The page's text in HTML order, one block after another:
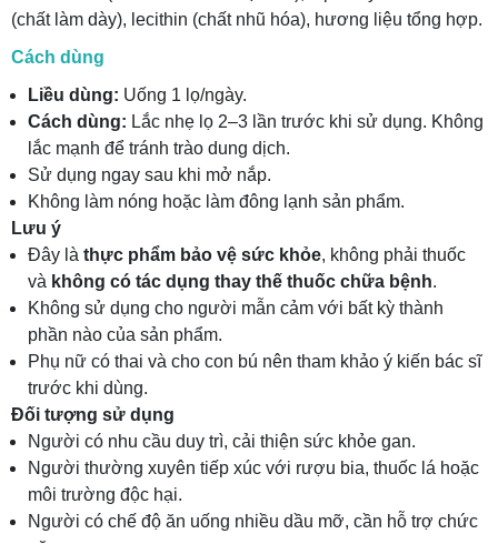
(chất làm dày), lecithin (chất nhũ hóa), hương liệu tổng hợp.
Cách dùng
Liều dùng: Uống 1 lọ/ngày.
Cách dùng: Lắc nhẹ lọ 2–3 lần trước khi sử dụng. Không
lắc mạnh để tránh trào dung dịch.
Sử dụng ngay sau khi mở nắp.
Không làm nóng hoặc làm đông lạnh sản phẩm.
Lưu ý
Đây là thực phẩm bảo vệ sức khỏe, không phải thuốc
và không có tác dụng thay thế thuốc chữa bệnh.
Không sử dụng cho người mẫn cảm với bất kỳ thành
phần nào của sản phẩm.
Phụ nữ có thai và cho con bú nên tham khảo ý kiến bác sĩ
trước khi dùng.
Đối tượng sử dụng
Người có nhu cầu duy trì, cải thiện sức khỏe gan.
Người thường xuyên tiếp xúc với rượu bia, thuốc lá hoặc
môi trường độc hại.
Người có chế độ ăn uống nhiều dầu mỡ, cần hỗ trợ chức